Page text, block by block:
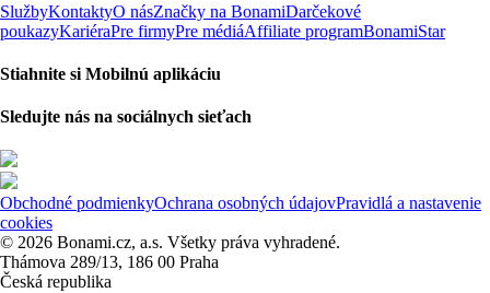
SlužbyKontaktyO násZnačky na BonamiDarčekové
poukazyKariéraPre firmyPre médiáAffiliate programBonamiStar
Stiahnite si Mobilnú aplikáciu
Sledujte nás na sociálnych sieťach
Obchodné podmienkyOchrana osobných údajovPravidlá a nastavenie
cookies
© 2026 Bonami.cz, a.s. Všetky práva vyhradené.
Thámova 289/13, 186 00 Praha
Česká republika